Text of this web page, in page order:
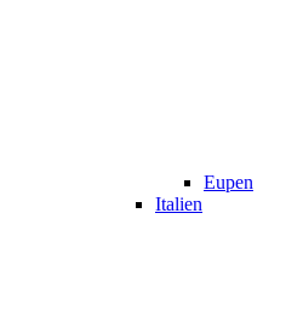
Eupen
Italien